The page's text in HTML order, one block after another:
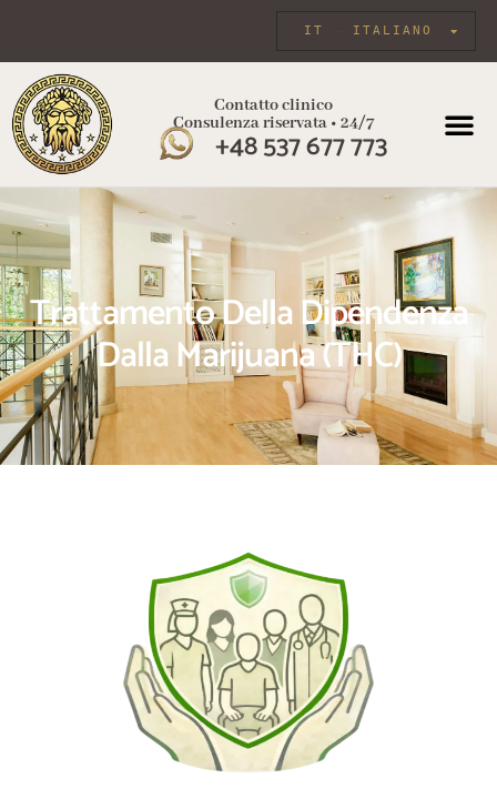
ITALIANO
IT
Contatto clinico
Consulenza riservata • 24/7
+48 537 677 773
Trattamento Della Dipendenza
Dalla Marijuana (THC)